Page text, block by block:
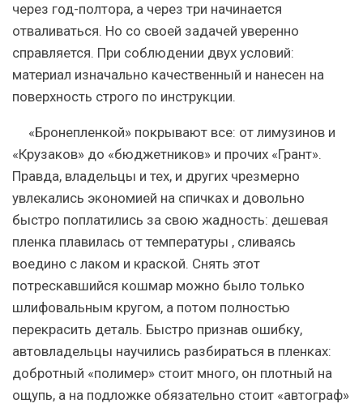
через год-полтора, а через три начинается
отваливаться. Но со своей задачей уверенно
справляется. При соблюдении двух условий:
материал изначально качественный и нанесен на
поверхность строго по инструкции.
«Бронепленкой» покрывают все: от лимузинов и
«Крузаков» до «бюджетников» и прочих «Грант».
Правда, владельцы и тех, и других чрезмерно
увлекались экономией на спичках и довольно
быстро поплатились за свою жадность: дешевая
пленка плавилась от температуры , сливаясь
воедино с лаком и краской. Снять этот
потрескавшийся кошмар можно было только
шлифовальным кругом, а потом полностью
перекрасить деталь. Быстро признав ошибку,
автовладельцы научились разбираться в пленках:
добротный «полимер» стоит много, он плотный на
ощупь, а на подложке обязательно стоит «автограф»